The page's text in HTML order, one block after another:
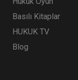
Basılı Kitaplar
HUKUK TV
Blog